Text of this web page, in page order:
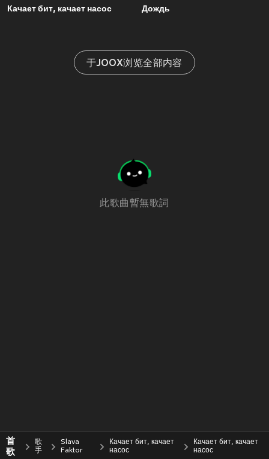
Качает бит, качает насос Дождь
于JOOX浏览全部内容
此歌曲暫無歌詞
首
歌
歌
手
Slava
Faktor
Качает бит, качает
насос
Качает бит, качает
насос